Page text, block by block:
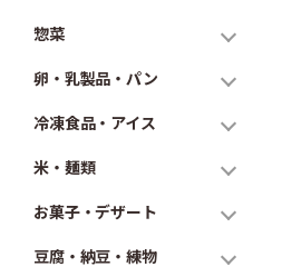
惣菜
卵・乳製品・パン
冷凍食品・アイス
米・麺類
お菓子・デザート
豆腐・納豆・練物